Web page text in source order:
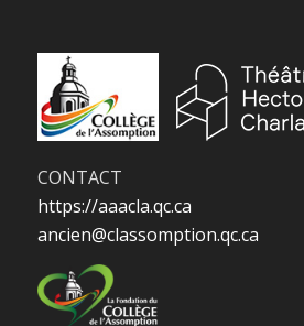
CONTACT
https://aaacla.qc.ca
ancien@classomption.qc.ca